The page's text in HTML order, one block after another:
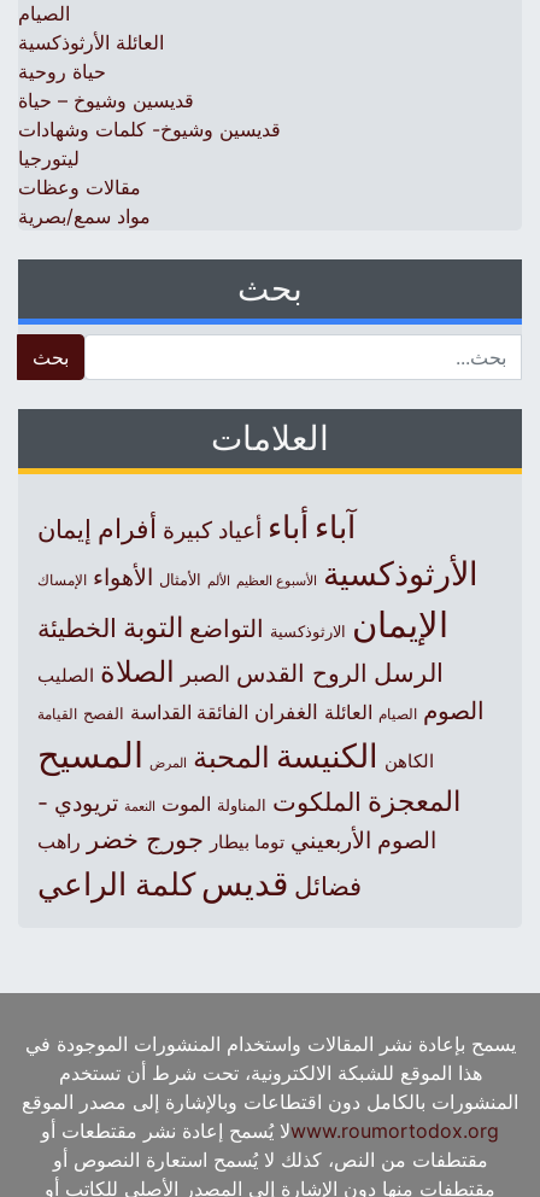
الصيام
العائلة الأرثوذكسية
حياة روحية
قديسين وشيوخ – حياة
قديسين وشيوخ- كلمات وشهادات
ليتورجيا
مقالات وعظات
مواد سمع/بصرية
بحث
العلامات
آباءأباء أعياد كبيرة أفرام إيمان
الأرثوذكسية الأسبوع العظيم الألم الأمثال الأهواء الإمساك
الإيمان الارثوذكسية التواضع التوبة الخطيئة
الرسل الروح القدس الصبر الصلاة الصليب
الصوم الصيام العائلة الغفران الفائقة القداسة الفصح القيامة
الكاهن الكنيسةالمحبة المرض المسيح
المعجزة الملكوت المناولة الموت النعمة تريودي -
الصوم الأربعيني توما بيطار جورج خضر راهب
فضائل قديس كلمة الراعي
يسمح بإعادة نشر المقالات واستخدام المنشورات الموجودة في
هذا الموقع للشبكة الالكترونية، تحت شرط أن تستخدم
المنشورات بالكامل دون اقتطاعات وبالإشارة إلى مصدر الموقع
www.roumortodox.orgلا يُسمح إعادة نشر مقتطعات أو
مقتطفات من النص، كذلك لا يُسمح استعارة النصوص أو
مقتطفات منها دون الإشارة إلى المصدر الأصلي للكاتب أو